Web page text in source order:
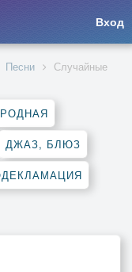
Вход
Песни
Случайные
ДЖАЗ, БЛЮЗ